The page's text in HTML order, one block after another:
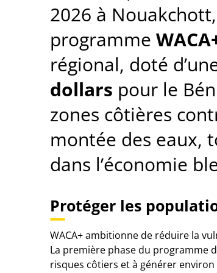
2026 à
programme
régional, doté
dollars pour le
zones côtières
montée des eaux,
dans l’économie
Protéger les
WACA+ ambitionne de réduire la
La première phase du programme
risques côtiers et à générer environ